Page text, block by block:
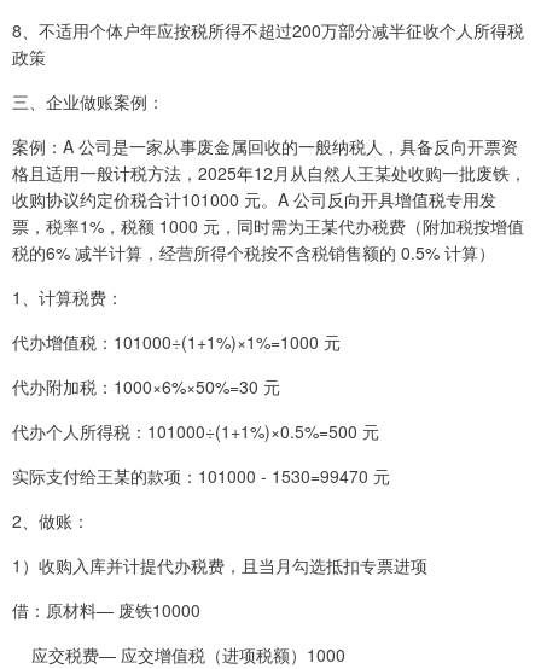
8、不适用个体户年应按税所得不超过200万部分减半征收个人所得税
政策
三、企业做账案例：
案例：A 公司是一家从事废金属回收的一般纳税人，具备反向开票资
格且适用一般计税方法，2025年12月从自然人王某处收购一批废铁，
收购协议约定价税合计101000 元。A 公司反向开具增值税专用发
票，税率1%，税额 1000 元，同时需为王某代办税费（附加税按增值
税的6% 减半计算，经营所得个税按不含税销售额的 0.5% 计算）
1、计算税费：
代办增值税：101000÷(1+1%)×1%=1000 元
代办附加税：1000×6%×50%=30 元
代办个人所得税：101000÷(1+1%)×0.5%=500 元
实际支付给王某的款项：101000 - 1530=99470 元
2、做账：
1）收购入库并计提代办税费，且当月勾选抵扣专票进项
借：原材料— 废铁10000
应交税费— 应交增值税（进项税额）1000